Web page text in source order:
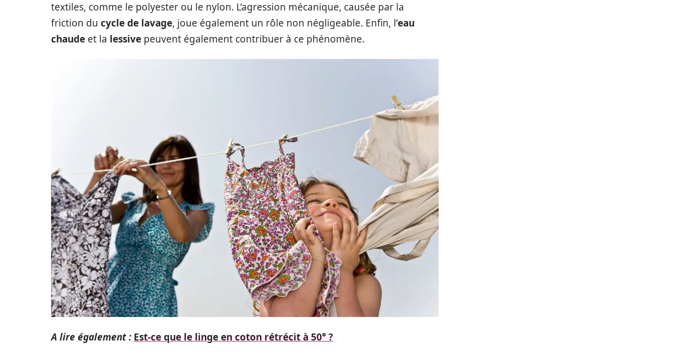
textiles, comme le polyester ou le nylon. L’agression mécanique, causée par la
friction du cycle de lavage, joue également un rôle non négligeable. Enfin, l’eau
chaude et la lessive peuvent également contribuer à ce phénomène.
A lire également : Est-ce que le linge en coton rétrécit à 50° ?